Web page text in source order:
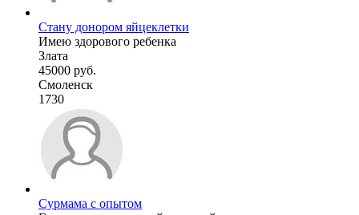
Стану донором яйцеклетки
Имею здорового ребенка
Злата
45000 руб.
Смоленск
1730
Сурмама с опытом